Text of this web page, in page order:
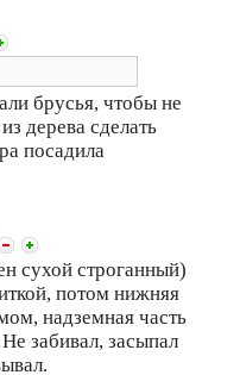
брусья, чтобы не
дерева сделать
посадила
сухой строганный)
потом нижняя
надземная часть
забивал, засыпал